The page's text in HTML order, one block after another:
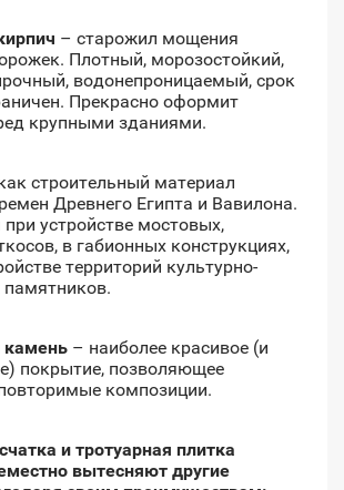
– старожил мощения
Плотный, морозостойкий,
водонепроницаемый, срок
Прекрасно оформит
крупными зданиями.
строительный материал
Древнего Египта и Вавилона.
при устройстве мостовых,
в габионных конструкциях,
территорий культурно-
памятников.
камень – наиболее красивое (и
покрытие, позволяющее
композиции.
и тротуарная плитка
вытесняют другие